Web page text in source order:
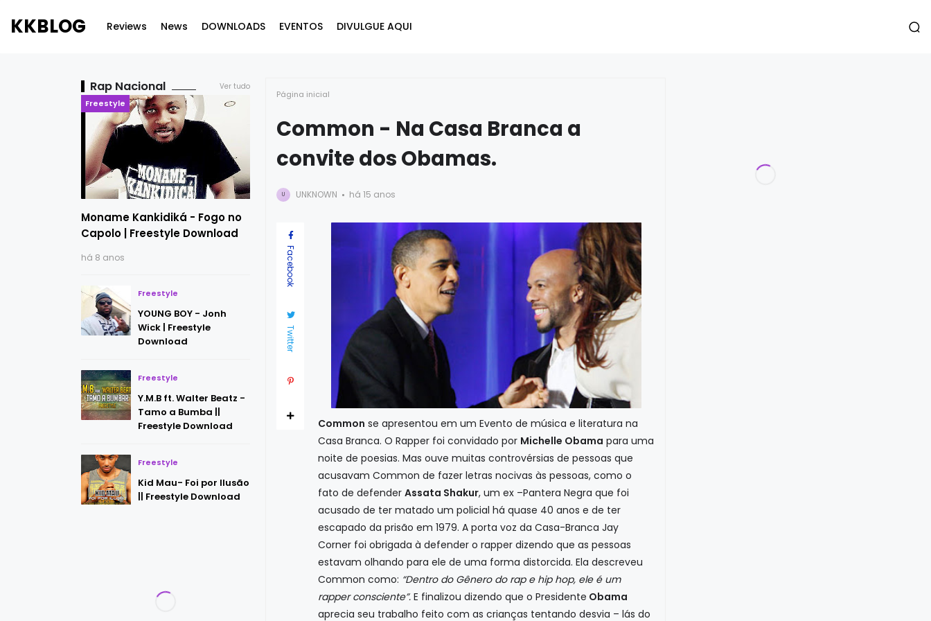
KKBLOG Reviews News DOWNLOADS EVENTOS DIVULGUE AQUI
Rap Nacional Ver tudo
Freestyle
Moname Kankidiká - Fogo no
Capolo | Freestyle Download
há 8 anos
Freestyle
YOUNG BOY - Jonh
Wick | Freestyle
Download
Freestyle
Y.M.B ft. Walter Beatz -
Tamo a Bumba ||
Freestyle Download
Freestyle
Kid Mau- Foi por Ilusão
|| Freestyle Download
Página inicial
Common - Na Casa Branca a
convite dos Obamas.
U UNKNOWN há 15 anos
Common se apresentou em um Evento de música e literatura na
Casa Branca. O Rapper foi convidado por Michelle Obama para uma
noite de poesias. Mas ouve muitas controvérsias de pessoas que
acusavam Common de fazer letras nocivas às pessoas, como o
fato de defenderAssata Shakur, um ex –Pantera Negra que foi
acusado de ter matado um policial há quase 40 anos e de ter
escapado da prisão em 1979. A porta voz da Casa-Branca Jay
Corner foi obrigada à defender o rapper dizendo que as pessoas
estavam olhando para ele de uma forma distorcida. Ela descreveu
Common como: “Dentro do Gênero do rap e hip hop, ele é um
rapper consciente”. E finalizou dizendo que o Presidente Obama
aprecia seu trabalho feito com as crianças tentando desvia – lás do
Facebook
Twitter